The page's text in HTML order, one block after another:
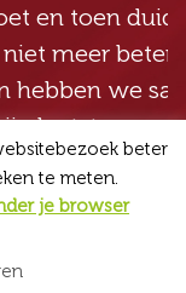
zou
samen
was.
gesprek
meer
beter
te meten.
je browser